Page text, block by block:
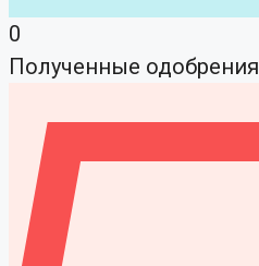
0
Полученные одобрения